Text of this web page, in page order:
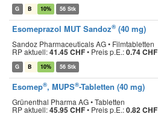
G B 10% 56 Stk
Esomeprazol MUT Sandoz® (40 mg)
Sandoz Pharmaceuticals AG • Filmtabletten
RP aktuell:41.45 CHF• Preis p.E.:0.74 CHF
G B 10% 56 Stk
Esomep®, MUPS®-Tabletten (40 mg)
Grünenthal Pharma AG • Tabletten
RP aktuell:45.95 CHF• Preis p.E.:0.82 CHF